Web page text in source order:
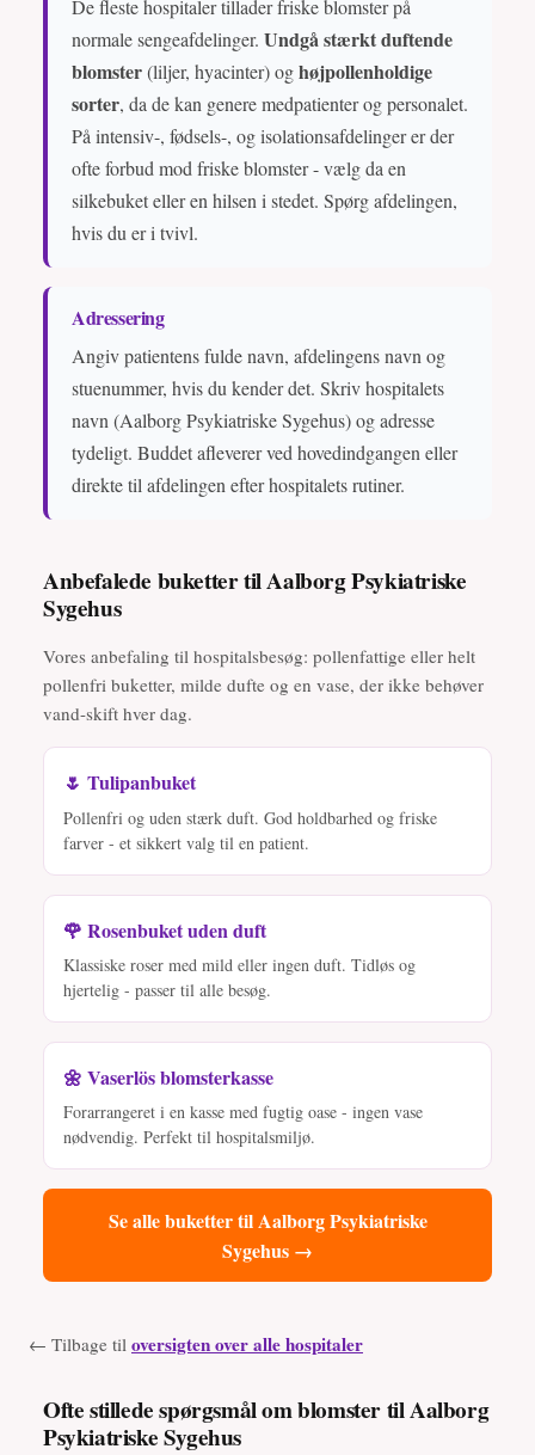
De fleste hospitaler tillader friske blomster på
normale sengeafdelinger. Undgå stærkt duftende
blomster(liljer, hyacinter) oghøjpollenholdige
sorter, da de kan genere medpatienter og personalet.
På intensiv-, fødsels-, og isolationsafdelinger er der
ofte forbud mod friske blomster - vælg da en
silkebuket eller en hilsen i stedet. Spørg afdelingen,
hvis du er i tvivl.
Adressering
Angiv patientens fulde navn, afdelingens navn og
stuenummer, hvis du kender det. Skriv hospitalets
navn (Aalborg Psykiatriske Sygehus) og adresse
tydeligt. Buddet afleverer ved hovedindgangen eller
direkte til afdelingen efter hospitalets rutiner.
Anbefalede buketter til Aalborg Psykiatriske
Sygehus
Vores anbefaling til hospitalsbesøg: pollenfattige eller helt
pollenfri buketter, milde dufte og en vase, der ikke behøver
vand-skift hver dag.
🌷 Tulipanbuket
Pollenfri og uden stærk duft. God holdbarhed og friske
farver - et sikkert valg til en patient.
🌹 Rosenbuket uden duft
Klassiske roser med mild eller ingen duft. Tidløs og
hjertelig - passer til alle besøg.
🌼 Vaserlös blomsterkasse
Forarrangeret i en kasse med fugtig oase - ingen vase
nødvendig. Perfekt til hospitalsmiljø.
Se alle buketter til Aalborg Psykiatriske
Sygehus →
← Tilbage til oversigten over alle hospitaler
Ofte stillede spørgsmål om blomster til Aalborg
Psykiatriske Sygehus